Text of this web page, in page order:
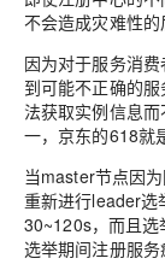
不会造成灾难性的
因为对于服务消
到可能不正确的
法获取实例信息
一，京东的618就
当master节点因
重新进行leader选
30~120s，而且选
选举期间注册服务